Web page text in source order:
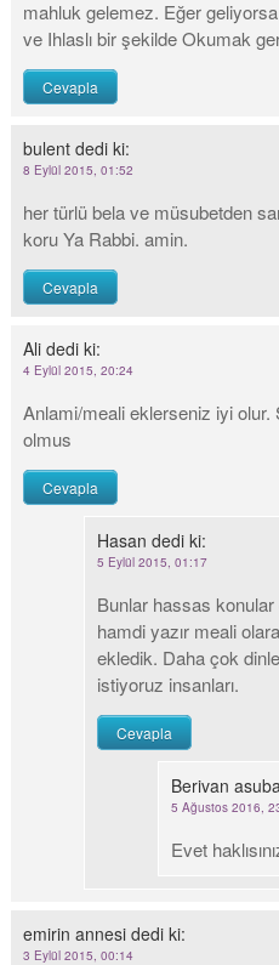
mahluk gelemez. Eğer
ve Ihlaslı bir şekilde Okumak
Cevapla
bulent dedi ki:
8 Eylül 2015, 01:52
her türlü bela ve müsubetden
koru Ya Rabbi. amin.
Cevapla
Ali dedi ki:
4 Eylül 2015, 20:24
Anlami/meali eklerseniz iyi
olmus
Cevapla
Hasan dedi ki:
5 Eylül 2015, 01:17
Bunlar hassas konular
hamdi yazır meali
ekledik. Daha çok
istiyoruz insanları.
Cevapla
Berivan
5 Ağustos 2016,
Evet
emirin annesi dedi ki:
3 Eylül 2015, 00:14